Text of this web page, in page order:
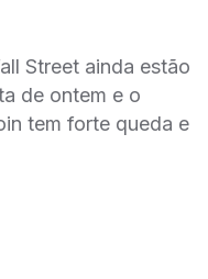
Street ainda estão
de ontem e o
tem forte queda e